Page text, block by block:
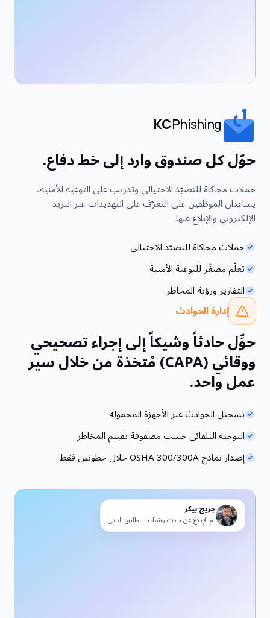
KCPhishing
حوّل كل صندوق وارد إلى خط دفاع.
حملات محاكاة للتصيّد الاحتيالي وتدريب على التوعية الأمنية،
يساعدان الموظفين على التعرّف على التهديدات عبر البريد
الإلكتروني والإبلاغ عنها.
حملات محاكاة للتصيّد الاحتيالي
تعلّم مصغّر للتوعية الأمنية
التقارير ورؤية المخاطر
إدارة الحوادث
حوِّل حادثاً وشيكاً إلى إجراء تصحيحي
ووقائي (CAPA) مُتخذة من خلال سير
عمل واحد.
تسجيل الحوادث عبر الأجهزة المحمولة
التوجيه التلقائي حسب مصفوفة تقييم المخاطر
إصدار نماذج OSHA 300/300A خلال خطوتين فقط
جريج بيكر
تم الإبلاغ عن حادث وشيك · الطابق الثاني